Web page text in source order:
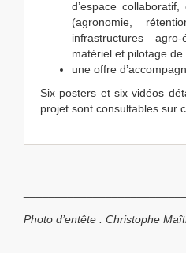
d’espace
(agronomie,
infrastructures
matériel et pilotage de
une offre
Six posters et six vidéos
projet sont consultables sur
Photo d’entête : Christophe